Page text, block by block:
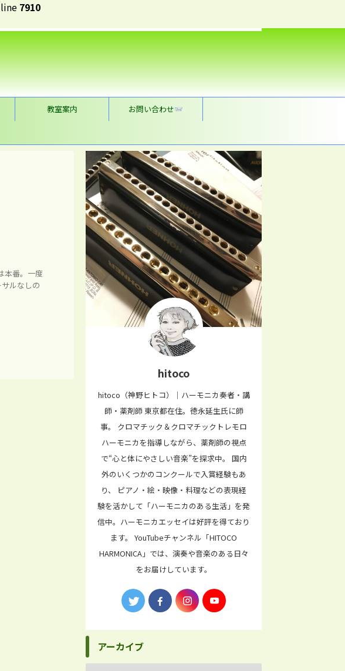
7910
教室案内 お問い合わせ
本番。一度
ルなしの
hitoco
hitoco（神野ヒトコ）｜ハーモニカ奏者・講
師・薬剤師 東京都在住。徳永延生氏に師
事。 クロマチック＆クロマチックトレモロ
ハーモニカを指導しながら、薬剤師の視点
で“心と体にやさしい音楽”を探求中。 国内
外のいくつかのコンクールで入賞経験もあ
り、 ピアノ・絵・映像・料理などの表現経
験を活かして「ハーモニカのある生活」を発
信中。ハーモニカエッセイは好評を得ており
ます。 YouTubeチャンネル「HITOCO
HARMONICA」では、演奏や音楽のある日々
をお届けしています。
アーカイブ